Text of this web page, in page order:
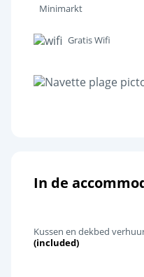
Minimarkt
Gratis Wifi
In de
Kussen en dekbed
(included)